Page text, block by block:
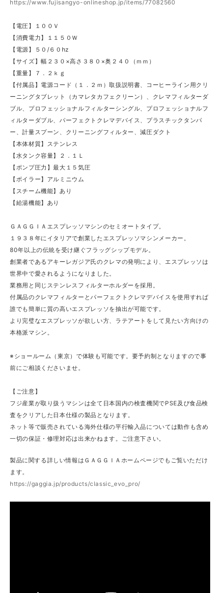
https://www.fujisangyo-onlineshop.jp/items/77082560
【電圧】１００Ｖ
【消費電力】１１５０Ｗ
【電源】５０/６０hz
【サイズ】幅２３０×高さ３８０×奥２４０（ｍｍ）
【重量】７．２ｋｇ
【付属品】電源コード（１．２ｍ）取扱説明書、コーヒーライン用クリ
ーニングタブレット（カマレタカフェクリーン）、クレマフィルターダ
ブル、プロフェッショナルフィルターシングル、プロフェッショナルフ
ィルターダブル、パーフェクトクレマデバイス、プラスチックタンパ
ー、計量スプーン、クリーニングフィルター、減圧ダクト
【本体材質】ステンレス
【水タンク容量】２．１Ｌ
【ポンプ圧力】最大１５気圧
【ボイラー】アルミニウム
【スチーム機能】あり
【給湯機能】あり
ＧＡＧＧＩＡエスプレッソマシンのセミオートタイプ。
１９３８年にイタリアで創業したエスプレッソマシンメーカー。
80年以上の伝統を受け継ぐフラッグシップモデル。
創業者であるアキーレガジア氏のクレマの発明により、エスプレッソは
世界中で愛されるようになりました。
業務用と同じステンレスフィルターホルダーを採用。
付属品のクレマフィルターとパーフェクトクレマデバイスを使用すれば
誰でも簡単に質の高いエスプレッソを抽出が可能です。
より完璧なエスプレッソが欲しい方、ラテアートをして見たい方向けの
本格派マシン。
※ショールーム（東京）で体験も可能です。要予約制となりますので事
前にご相談くださいませ。
【ご注意】
フジ産業が取り扱うマシンは全て日本国内の検査機関でPSE及び食品検
査をクリアした日本仕様の製品となります。
ネット等で販売されている海外仕様の平行輸入品については動作も含め
一切の保証・修理対応は出来かねます。ご注意下さい。
製品に関する詳しい情報はＧＡＧＧＩＡホームページでもご覧いただけ
ます。
https://gaggia.jp/products/classic_evo_pro/